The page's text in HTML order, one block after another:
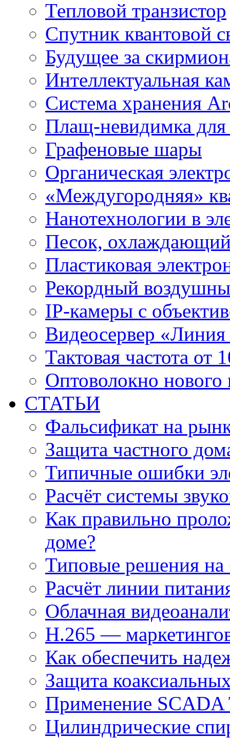
Тепловой транзистор
Спутник квантовой
Будущее за
Интеллектуальная
Система хранения
Плащ-невидимка
Графеновые шары
Органическая
«Междугородняя»
Нанотехнологии в
Песок, охлаждающий
Пластиковая
Рекордный
IP-камеры с
Видеосервер
Тактовая частота от
Оптоволокно нового
СТАТЬИ
Фальсификат на
Защита частного
Типичные ошибки
Расчёт системы
Как правильно
доме?
Типовые решения на
Расчёт линии
Облачная
H.265 —
Как обеспечить
Защита
Применение
Цилиндрические